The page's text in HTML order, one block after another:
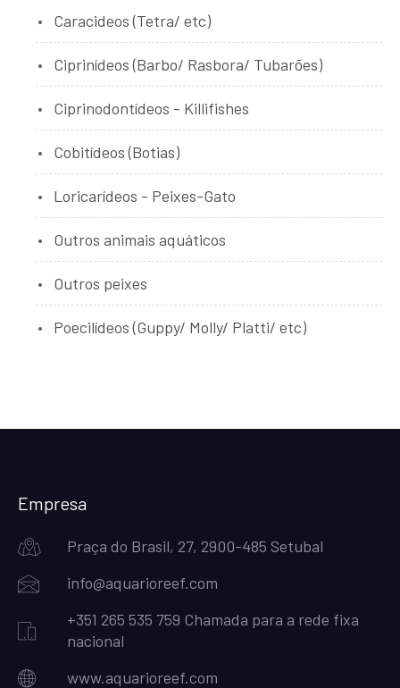
Caracideos (Tetra/ etc)
Ciprinídeos (Barbo/ Rasbora/ Tubarões)
Ciprinodontídeos - Killifishes
Cobitídeos (Botias)
Loricarídeos - Peixes-Gato
Outros animais aquáticos
Outros peixes
Poecilídeos (Guppy/ Molly/ Platti/ etc)
Empresa
Praça do Brasil, 27, 2900-485 Setubal
info@aquarioreef.com
+351 265 535 759 Chamada para a rede fixa
nacional
www.aquarioreef.com